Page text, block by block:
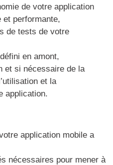
de votre application
et performante,
de tests de votre
en amont,
et si nécessaire de la
et la
application.
application mobile a
nécessaires pour mener à